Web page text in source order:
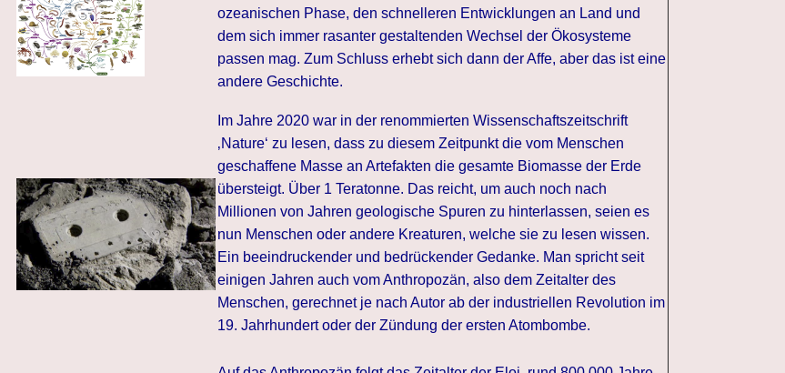
ozeanischen Phase, den schnelleren Entwicklungen an Land und
dem sich immer rasanter gestaltenden Wechsel der Ökosysteme
passen mag. Zum Schluss erhebt sich dann der Affe, aber das ist eine
andere Geschichte.
Im Jahre 2020 war in der renommierten Wissenschaftszeitschrift
‚Nature‘ zu lesen, dass zu diesem Zeitpunkt die vom Menschen
geschaffene Masse an Artefakten die gesamte Biomasse der Erde
übersteigt. Über 1 Teratonne. Das reicht, um auch noch nach
Millionen von Jahren geologische Spuren zu hinterlassen, seien es
nun Menschen oder andere Kreaturen, welche sie zu lesen wissen.
Ein beeindruckender und bedrückender Gedanke. Man spricht seit
einigen Jahren auch vom Anthropozän, also dem Zeitalter des
Menschen, gerechnet je nach Autor ab der industriellen Revolution im
19. Jahrhundert oder der Zündung der ersten Atombombe.